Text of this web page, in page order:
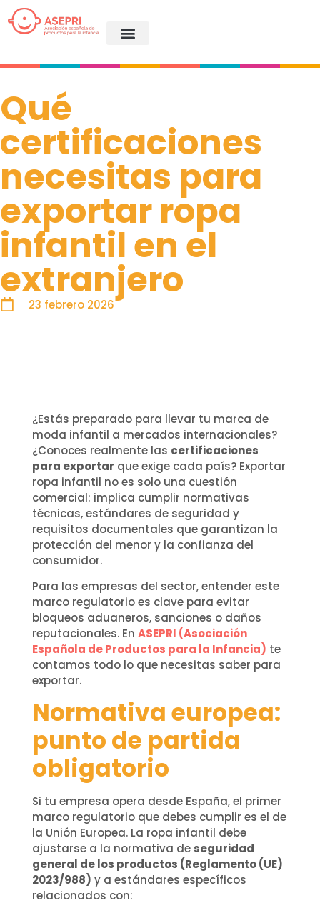
Qué
certificaciones
necesitas para
exportar ropa
infantil en el
extranjero
23 febrero 2026
¿Estás preparado para llevar tu marca de
moda infantil a mercados internacionales?
¿Conoces realmente las certificaciones
para exportar que exige cada país? Exportar
ropa infantil no es solo una cuestión
comercial: implica cumplir normativas
técnicas, estándares de seguridad y
requisitos documentales que garantizan la
protección del menor y la confianza del
consumidor.
Para las empresas del sector, entender este
marco regulatorio es clave para evitar
bloqueos aduaneros, sanciones o daños
reputacionales. En ASEPRI (Asociación
Española de Productos para la Infancia) te
contamos todo lo que necesitas saber para
exportar.
Normativa europea:
punto de partida
obligatorio
Si tu empresa opera desde España, el primer
marco regulatorio que debes cumplir es el de
la Unión Europea. La ropa infantil debe
ajustarse a la normativa de seguridad
general de los productos (Reglamento (UE)
2023/988) y a estándares específicos
relacionados con: